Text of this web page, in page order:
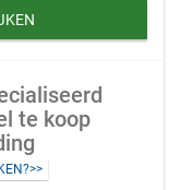
te koop